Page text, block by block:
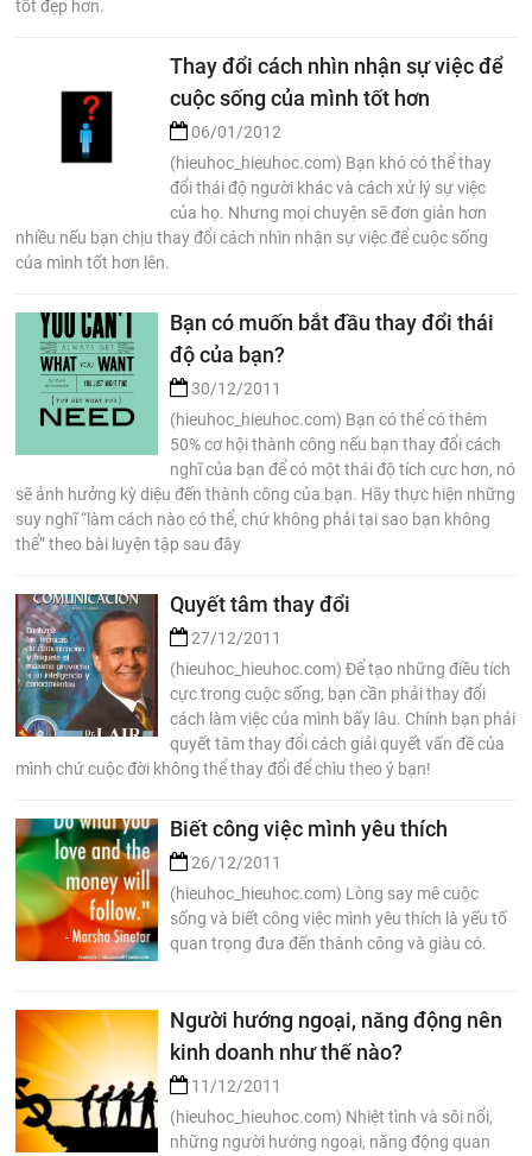
tốt đẹp hơn.
Thay đổi cách nhìn nhận sự việc để
cuộc sống của mình tốt hơn
06/01/2012
(hieuhoc_hieuhoc.com) Bạn khó có thể thay
đổi thái độ người khác và cách xử lý sự việc
của họ. Nhưng mọi chuyện sẽ đơn giản hơn
nhiều nếu bạn chịu thay đổi cách nhìn nhận sự việc để cuộc sống
của mình tốt hơn lên.
Bạn có muốn bắt đầu thay đổi thái
độ của bạn?
30/12/2011
(hieuhoc_hieuhoc.com) Bạn có thể có thêm
50% cơ hội thành công nếu bạn thay đổi cách
nghĩ của bạn để có một thái độ tích cực hơn, nó
sẽ ảnh hưởng kỳ diệu đến thành công của bạn. Hãy thực hiện những
suy nghĩ “làm cách nào có thể, chứ không phải tại sao bạn không
thể” theo bài luyện tập sau đây
Quyết tâm thay đổi
27/12/2011
(hieuhoc_hieuhoc.com) Để tạo những điều tích
cực trong cuộc sống, bạn cần phải thay đổi
cách làm việc của mình bấy lâu. Chính bạn phải
quyết tâm thay đổi cách giải quyết vấn đề của
mình chứ cuộc đời không thể thay đổi để chìu theo ý bạn!
Biết công việc mình yêu thích
26/12/2011
(hieuhoc_hieuhoc.com) Lòng say mê cuộc
sống và biết công việc mình yêu thích là yếu tố
quan trọng đưa đến thành công và giàu có.
Người hướng ngoại, năng động nên
kinh doanh như thế nào?
11/12/2011
(hieuhoc_hieuhoc.com) Nhiệt tình và sôi nổi,
những người hướng ngoại, năng động quan